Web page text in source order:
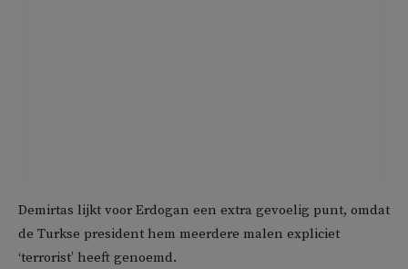
Demirtas lijkt voor Erdogan een extra gevoelig punt, omdat
de Turkse president hem meerdere malen expliciet
‘terrorist’ heeft genoemd.